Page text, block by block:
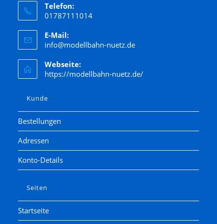
Telefon:
01787111014
E-Mail:
info@modellbahn-nuetz.de
Webseite:
https://modellbahn-nuetz.de/
Kunde
Bestellungen
Adressen
Konto-Details
Seiten
Startseite